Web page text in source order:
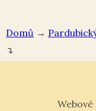
Domů →
↴